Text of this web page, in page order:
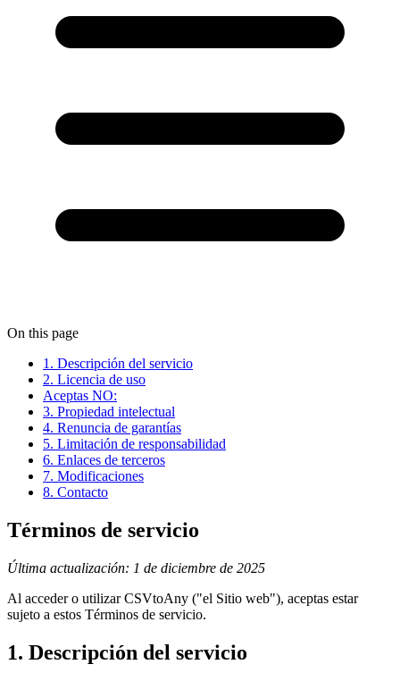
On this page
1. Descripción del servicio
2. Licencia de uso
Aceptas NO:
3. Propiedad intelectual
4. Renuncia de garantías
5. Limitación de responsabilidad
6. Enlaces de terceros
7. Modificaciones
8. Contacto
Términos de servicio
Última actualización: 1 de diciembre de 2025
Al acceder o utilizar CSVtoAny ("el Sitio web"), aceptas estar
sujeto a estos Términos de servicio.
1. Descripción del servicio